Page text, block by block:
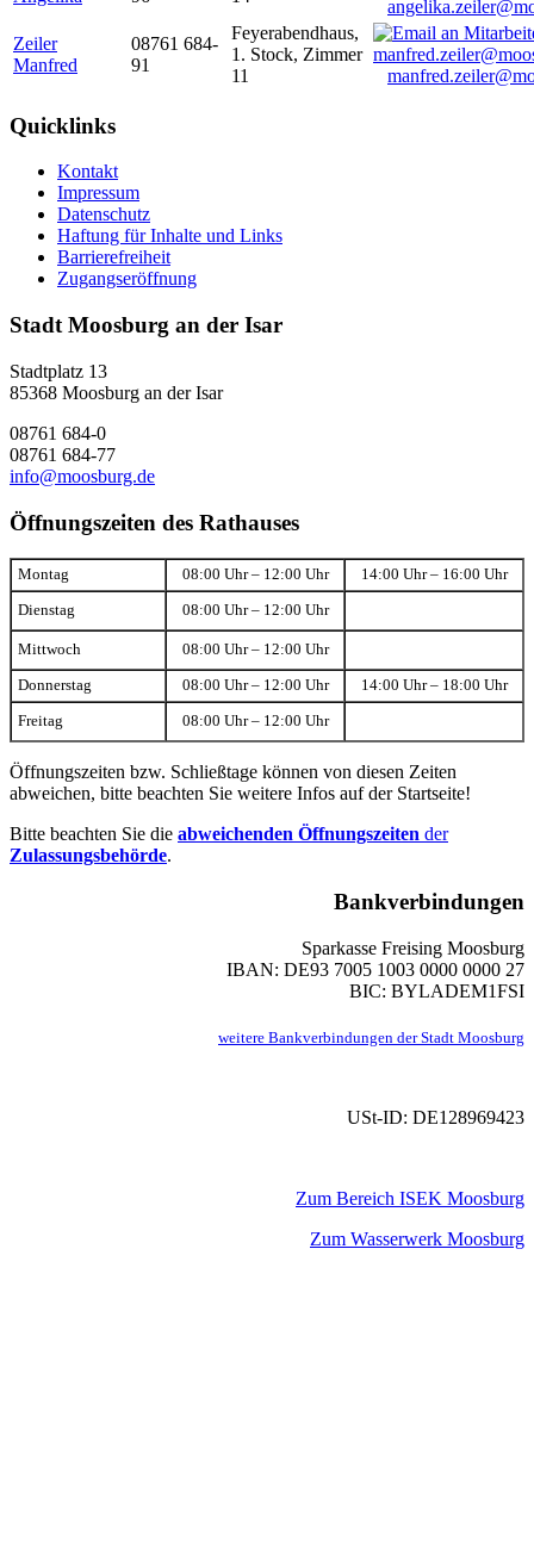
Zeiler
Manfred
08761 684-
91
Feyerabendhaus,
1. Stock, Zimmer
11
Quicklinks
Kontakt
Impressum
Datenschutz
Haftung für Inhalte und Links
Barrierefreiheit
Zugangseröffnung
Stadt Moosburg an der Isar
Stadtplatz 13
85368 Moosburg an der Isar
08761 684-0
08761 684-77
info@moosburg.de
Öffnungszeiten des Rathauses
Montag 08:00 Uhr – 12:00 Uhr 14:00 Uhr – 16:00 Uhr
Dienstag 08:00 Uhr – 12:00 Uhr
Mittwoch 08:00 Uhr – 12:00 Uhr
Donnerstag 08:00 Uhr – 12:00 Uhr 14:00 Uhr – 18:00 Uhr
Freitag 08:00 Uhr – 12:00 Uhr
Öffnungszeiten bzw. Schließtage können von diesen Zeiten
abweichen, bitte beachten Sie weitere Infos auf der Startseite!
Bitte beachten Sie die abweichenden Öffnungszeiten der
Zulassungsbehörde.
Bankverbindungen
Sparkasse Freising Moosburg
IBAN: DE93 7005 1003 0000 0000 27
BIC: BYLADEM1FSI
weitere Bankverbindungen der Stadt Moosburg
USt-ID: DE128969423
Zum Bereich ISEK Moosburg
Zum Wasserwerk Moosburg